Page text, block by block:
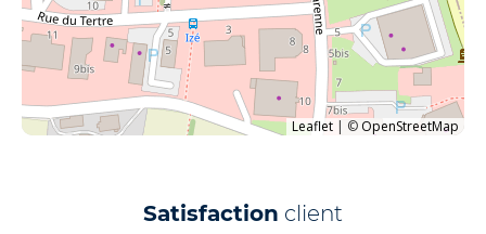
Leaflet | © OpenStreetMap
Satisfaction client